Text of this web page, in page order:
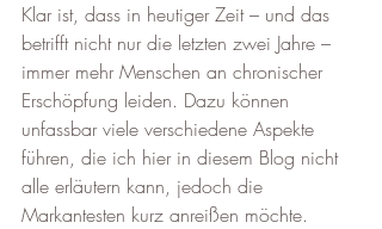
Klar ist, dass in heutiger Zeit – und das
betrifft nicht nur die letzten zwei Jahre –
immer mehr Menschen an chronischer
Erschöpfung leiden. Dazu können
unfassbar viele verschiedene Aspekte
führen, die ich hier in diesem Blog nicht
alle erläutern kann, jedoch die
Markantesten kurz anreißen möchte.